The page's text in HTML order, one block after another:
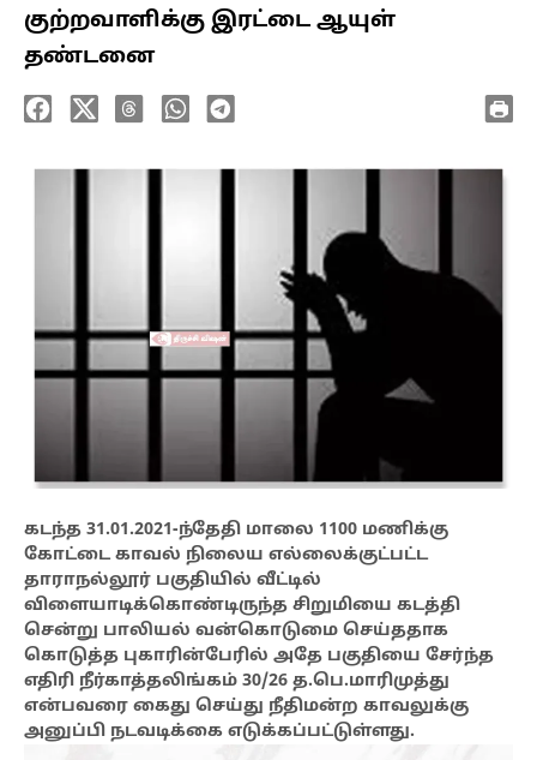
குற்றவாளிக்கு இரட்டை ஆயுள்
தண்டனை
கடந்த 31.01.2021-ந்தேதி மாலை 1100 மணிக்கு
கோட்டை காவல் நிலைய எல்லைக்குட்பட்ட
தாராநல்லூர் பகுதியில் வீட்டில்
விளையாடிக்கொண்டிருந்த சிறுமியை கடத்தி
சென்று பாலியல் வன்கொடுமை செய்ததாக
கொடுத்த புகாரின்பேரில் அதே பகுதியை சேர்ந்த
எதிரி நீர்காத்தலிங்கம் 30/26 த.பெ.மாரிமுத்து
என்பவரை கைது செய்து நீதிமன்ற காவலுக்கு
அனுப்பி நடவடிக்கை எடுக்கப்பட்டுள்ளது.